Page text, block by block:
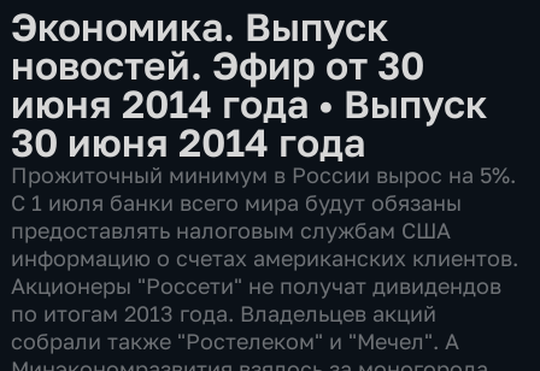
Экономика. Выпуск
новостей. Эфир от 30
июня 2014 года • Выпуск
30 июня 2014 года
Прожиточный минимум в России вырос на 5%.
С 1 июля банки всего мира будут обязаны
предоставлять налоговым службам США
информацию о счетах американских клиентов.
Акционеры "Россети" не получат дивидендов
по итогам 2013 года. Владельцев акций
собрали также "Ростелеком" и "Мечел". А